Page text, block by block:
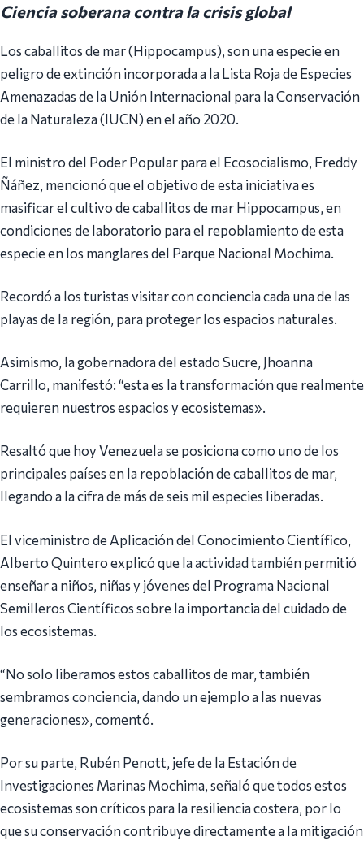
Ciencia soberana contra la crisis global
Los caballitos de mar (Hippocampus), son una especie en
peligro de extinción incorporada a la Lista Roja de Especies
Amenazadas de la Unión Internacional para la Conservación
de la Naturaleza (IUCN) en el año 2020.
El ministro del Poder Popular para el Ecosocialismo, Freddy
Ñáñez, mencionó que el objetivo de esta iniciativa es
masificar el cultivo de caballitos de mar Hippocampus, en
condiciones de laboratorio para el repoblamiento de esta
especie en los manglares del Parque Nacional Mochima.
Recordó a los turistas visitar con conciencia cada una de las
playas de la región, para proteger los espacios naturales.
Asimismo, la gobernadora del estado Sucre, Jhoanna
Carrillo, manifestó: “esta es la transformación que realmente
requieren nuestros espacios y ecosistemas».
Resaltó que hoy Venezuela se posiciona como uno de los
principales países en la repoblación de caballitos de mar,
llegando a la cifra de más de seis mil especies liberadas.
El viceministro de Aplicación del Conocimiento Científico,
Alberto Quintero explicó que la actividad también permitió
enseñar a niños, niñas y jóvenes del Programa Nacional
Semilleros Científicos sobre la importancia del cuidado de
los ecosistemas.
“No solo liberamos estos caballitos de mar, también
sembramos conciencia, dando un ejemplo a las nuevas
generaciones», comentó.
Por su parte, Rubén Penott, jefe de la Estación de
Investigaciones Marinas Mochima, señaló que todos estos
ecosistemas son críticos para la resiliencia costera, por lo
que su conservación contribuye directamente a la mitigación